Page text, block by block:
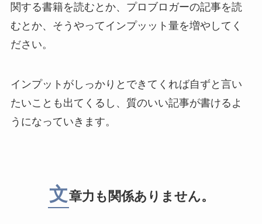
関する書籍を読むとか、プロブロガーの記事を読
むとか、そうやってインプッット量を増やしてく
ださい。
インプットがしっかりとできてくれば自ずと言い
たいことも出てくるし、質のいい記事が書けるよ
うになっていきます。
文章力も関係ありません。